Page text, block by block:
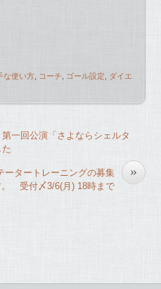
な使い方, コーチ, ゴール設定, ダイエ
一回公演「さよならシェルタ
»
ータートレーニングの募集
。 受付〆3/6(月) 18時まで